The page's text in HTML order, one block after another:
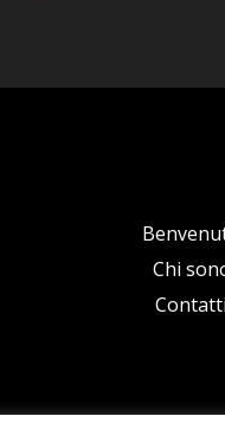
Chi
Contatti